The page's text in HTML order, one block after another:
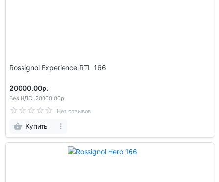
Rossignol Experience RTL 166
20000.00р.
Без НДС: 20000.00р.
Нет отзывов
Купить